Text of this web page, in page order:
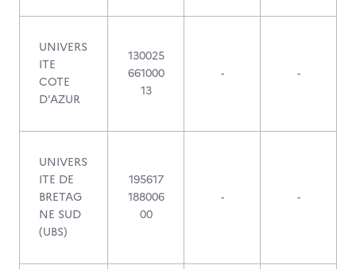
UNIVERS
ITE
COTE
D'AZUR
130025
661000
13
- -
UNIVERS
ITE DE
BRETAG
NE SUD
(UBS)
195617
188006
00
- -